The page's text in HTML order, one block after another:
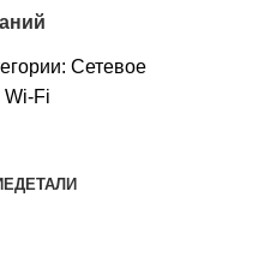
Сетевое
Fi
ДЕТАЛИ